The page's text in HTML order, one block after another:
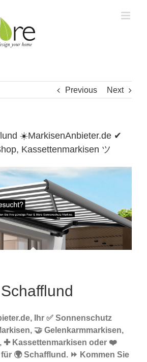
Previous Next
☀️MarkisenAnbieter.de ✔
Kassettenmarkisen ツ
Ihr ✅ Sonnenschutz
🤝 Gelenkarmmarkisen,
✚ Kassettenmarkisen oder ❤️
🌍 Schafflund. ⏩ Kommen Sie